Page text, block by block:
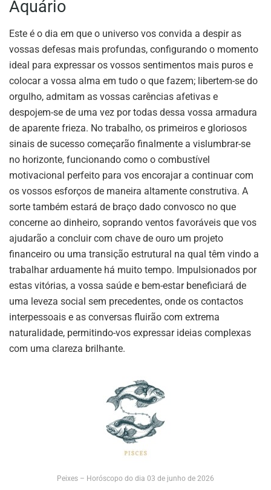
Aquário
Este é o dia em que o universo vos convida a despir as
vossas defesas mais profundas, configurando o momento
ideal para expressar os vossos sentimentos mais puros e
colocar a vossa alma em tudo o que fazem; libertem-se do
orgulho, admitam as vossas carências afetivas e
despojem-se de uma vez por todas dessa vossa armadura
de aparente frieza. No trabalho, os primeiros e gloriosos
sinais de sucesso começarão finalmente a vislumbrar-se
no horizonte, funcionando como o combustível
motivacional perfeito para vos encorajar a continuar com
os vossos esforços de maneira altamente construtiva. A
sorte também estará de braço dado convosco no que
concerne ao dinheiro, soprando ventos favoráveis que vos
ajudarão a concluir com chave de ouro um projeto
financeiro ou uma transição estrutural na qual têm vindo a
trabalhar arduamente há muito tempo. Impulsionados por
estas vitórias, a vossa saúde e bem-estar beneficiará de
uma leveza social sem precedentes, onde os contactos
interpessoais e as conversas fluirão com extrema
naturalidade, permitindo-vos expressar ideias complexas
com uma clareza brilhante.
Peixes – Horóscopo do dia 03 de junho de 2026